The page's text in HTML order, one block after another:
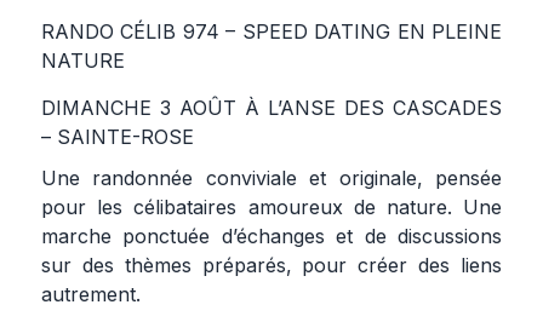
RANDO CÉLIB 974 – SPEED DATING EN PLEINE
NATURE
DIMANCHE 3 AOÛT À L’ANSE DES CASCADES
– SAINTE-ROSE
Une randonnée conviviale et originale, pensée
pour les célibataires amoureux de nature. Une
marche ponctuée d’échanges et de discussions
sur des thèmes préparés, pour créer des liens
autrement.